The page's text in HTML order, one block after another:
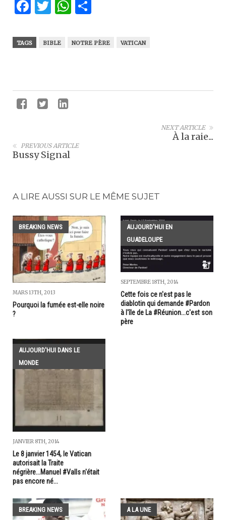
Facebook
Twitter
WhatsApp
TAGS BIBLE NOTRE PÈRE VATICAN
NEXT ARTICLE
À la raie...
PREVIOUS ARTICLE
Bussy Signal
A LIRE AUSSI SUR LE MÊME SUJET
BREAKING NEWS
MARS 13TH, 2013
Pourquoi la fumée est-elle noire
?
AUJOURD'HUI EN
GUADELOUPE
SEPTEMBRE 18TH, 2014
Cette fois ce n'est pas le
diablotin qui demande #Pardon
à l'île de La #Réunion...c'est son
père
AUJOURD'HUI DANS LE
MONDE
JANVIER 8TH, 2014
Le 8 janvier 1454, le Vatican
autorisait la Traite
négrière...Manuel #Valls n'était
pas encore né...
BREAKING NEWS A LA UNE